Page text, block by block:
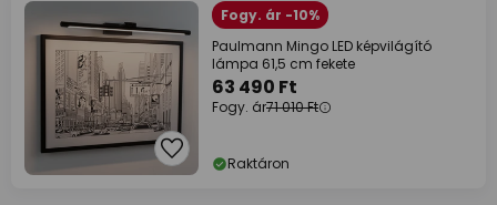
Fogy. ár -10%
Paulmann Mingo LED képvilágító
lámpa 61,5 cm fekete
63 490 Ft
Fogy. ár71 010 Ft
Raktáron